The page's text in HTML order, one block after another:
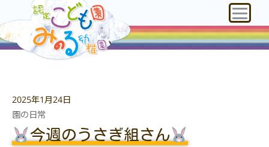
2025年1月24日
園の日常
今週のうさぎ組さん